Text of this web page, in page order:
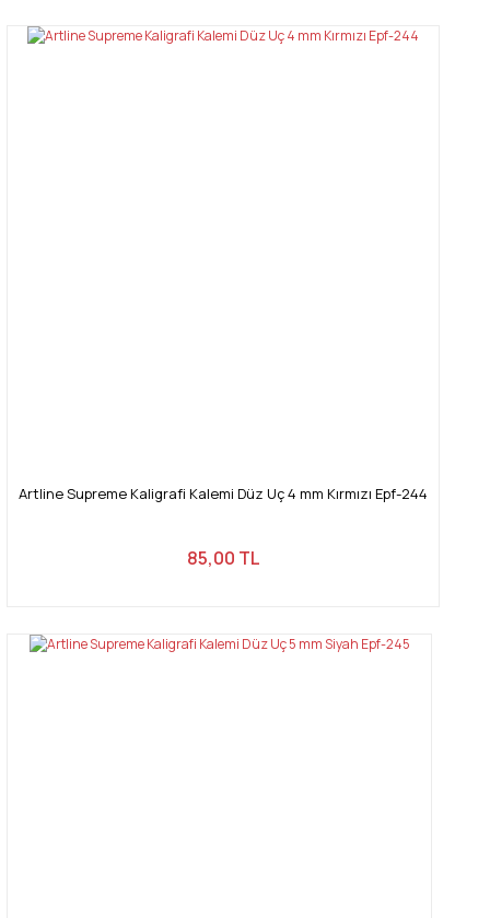
Artline Supreme Kaligrafi Kalemi Düz Uç 4 mm Kırmızı Epf-244
85,00 TL